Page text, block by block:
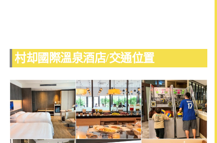
村却國際溫泉酒店/交通位置